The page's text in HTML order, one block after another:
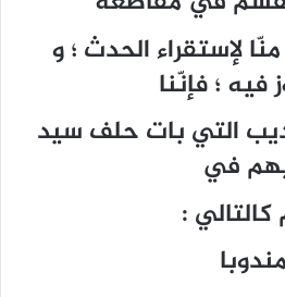
لإستقراء الحدث ؛ و
؛ فإنّنا
التي بات حلف سيد
في
: